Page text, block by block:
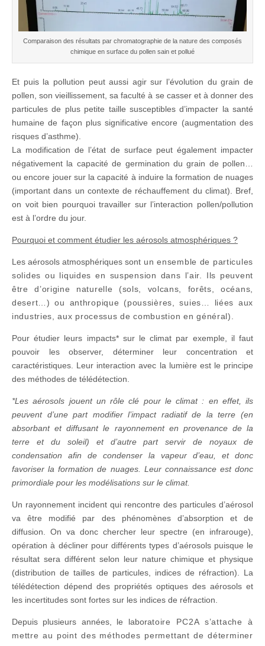
Comparaison des résultats par chromatographie de la nature des composés
chimique en surface du pollen sain et pollué
Et puis la pollution peut aussi agir sur l’évolution du grain de
pollen, son vieillissement, sa faculté à se casser et à donner des
particules de plus petite taille susceptibles d’impacter la santé
humaine de façon plus significative encore (augmentation des
risques d’asthme).
La modification de l’état de surface peut également impacter
négativement la capacité de germination du grain de pollen…
ou encore jouer sur la capacité à induire la formation de nuages
(important dans un contexte de réchauffement du climat). Bref,
on voit bien pourquoi travailler sur l’interaction pollen/pollution
est à l’ordre du jour.
Pourquoi et comment étudier les aérosols atmosphériques ?
Les aérosols atmosphériques sont un ensemble de particules
solides ou liquides en suspension dans l’air. Ils peuvent
être d’origine naturelle (sols, volcans, forêts, océans,
desert…) ou anthropique (poussières, suies… liées aux
industries, aux processus de combustion en général).
Pour étudier leurs impacts* sur le climat par exemple, il faut
pouvoir les observer, déterminer leur concentration et
caractéristiques. Leur interaction avec la lumière est le principe
des méthodes de télédétection.
*Les aérosols jouent un rôle clé pour le climat : en effet, ils
peuvent d’une part modifier l’impact radiatif de la terre (en
absorbant et diffusant le rayonnement en provenance de la
terre et du soleil) et d’autre part servir de noyaux de
condensation afin de condenser la vapeur d’eau, et donc
favoriser la formation de nuages. Leur connaissance est donc
primordiale pour les modélisations sur le climat.
Un rayonnement incident qui rencontre des particules d’aérosol
va être modifié par des phénomènes d’absorption et de
diffusion. On va donc chercher leur spectre (en infrarouge),
opération à décliner pour différents types d’aérosols puisque le
résultat sera différent selon leur nature chimique et physique
(distribution de tailles de particules, indices de réfraction). La
télédétection dépend des propriétés optiques des aérosols et
les incertitudes sont fortes sur les indices de réfraction.
Depuis plusieurs années, le laboratoire PC2A s’attacheà
mettre au point des méthodes permettant de déterminer